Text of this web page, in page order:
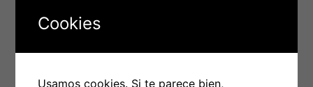
(Sin necesidad de cuenta)
Cookies
Usamos cookies. Si te parece bien,